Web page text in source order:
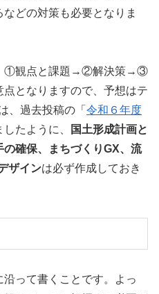
どの対策も必要となりま
、①観点と課題→②解決策→③
となりますので、予想はテ
、過去投稿の「 令和６年度
たように、
国土形成計画と
確保、まちづくりGX、流
ザインは必ず作成しておき
って書くことです。よっ